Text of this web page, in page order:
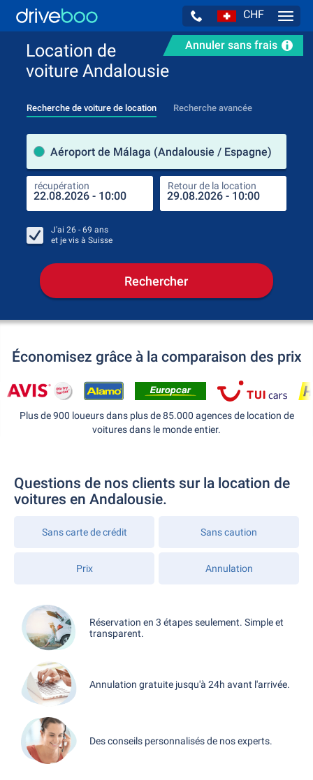
CHF
Annuler sans frais
Location de
voiture Andalousie
Recherche de voiture de location Recherche avancée
Aéroport de Málaga (Andalousie / Espagne)
récupération Retour de la location
J'ai 26 - 69 ans
et je vis à Suisse
Rechercher
Économisez grâce à la comparaison des prix
Plus de 900 loueurs dans plus de 85.000 agences de location de
voitures dans le monde entier.
Questions de nos clients sur la location de
voitures en Andalousie.
Sans carte de crédit Sans caution
Prix Annulation
Réservation en 3 étapes seulement. Simple et
transparent.
Annulation gratuite jusqu'à 24h avant l'arrivée.
Des conseils personnalisés de nos experts.